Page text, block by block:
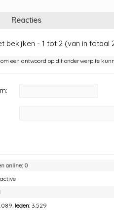
Reacties
bekijken - 1 tot 2 (van in totaal
een antwoord op dit onderwerp te
online: 0
leden: 3.529